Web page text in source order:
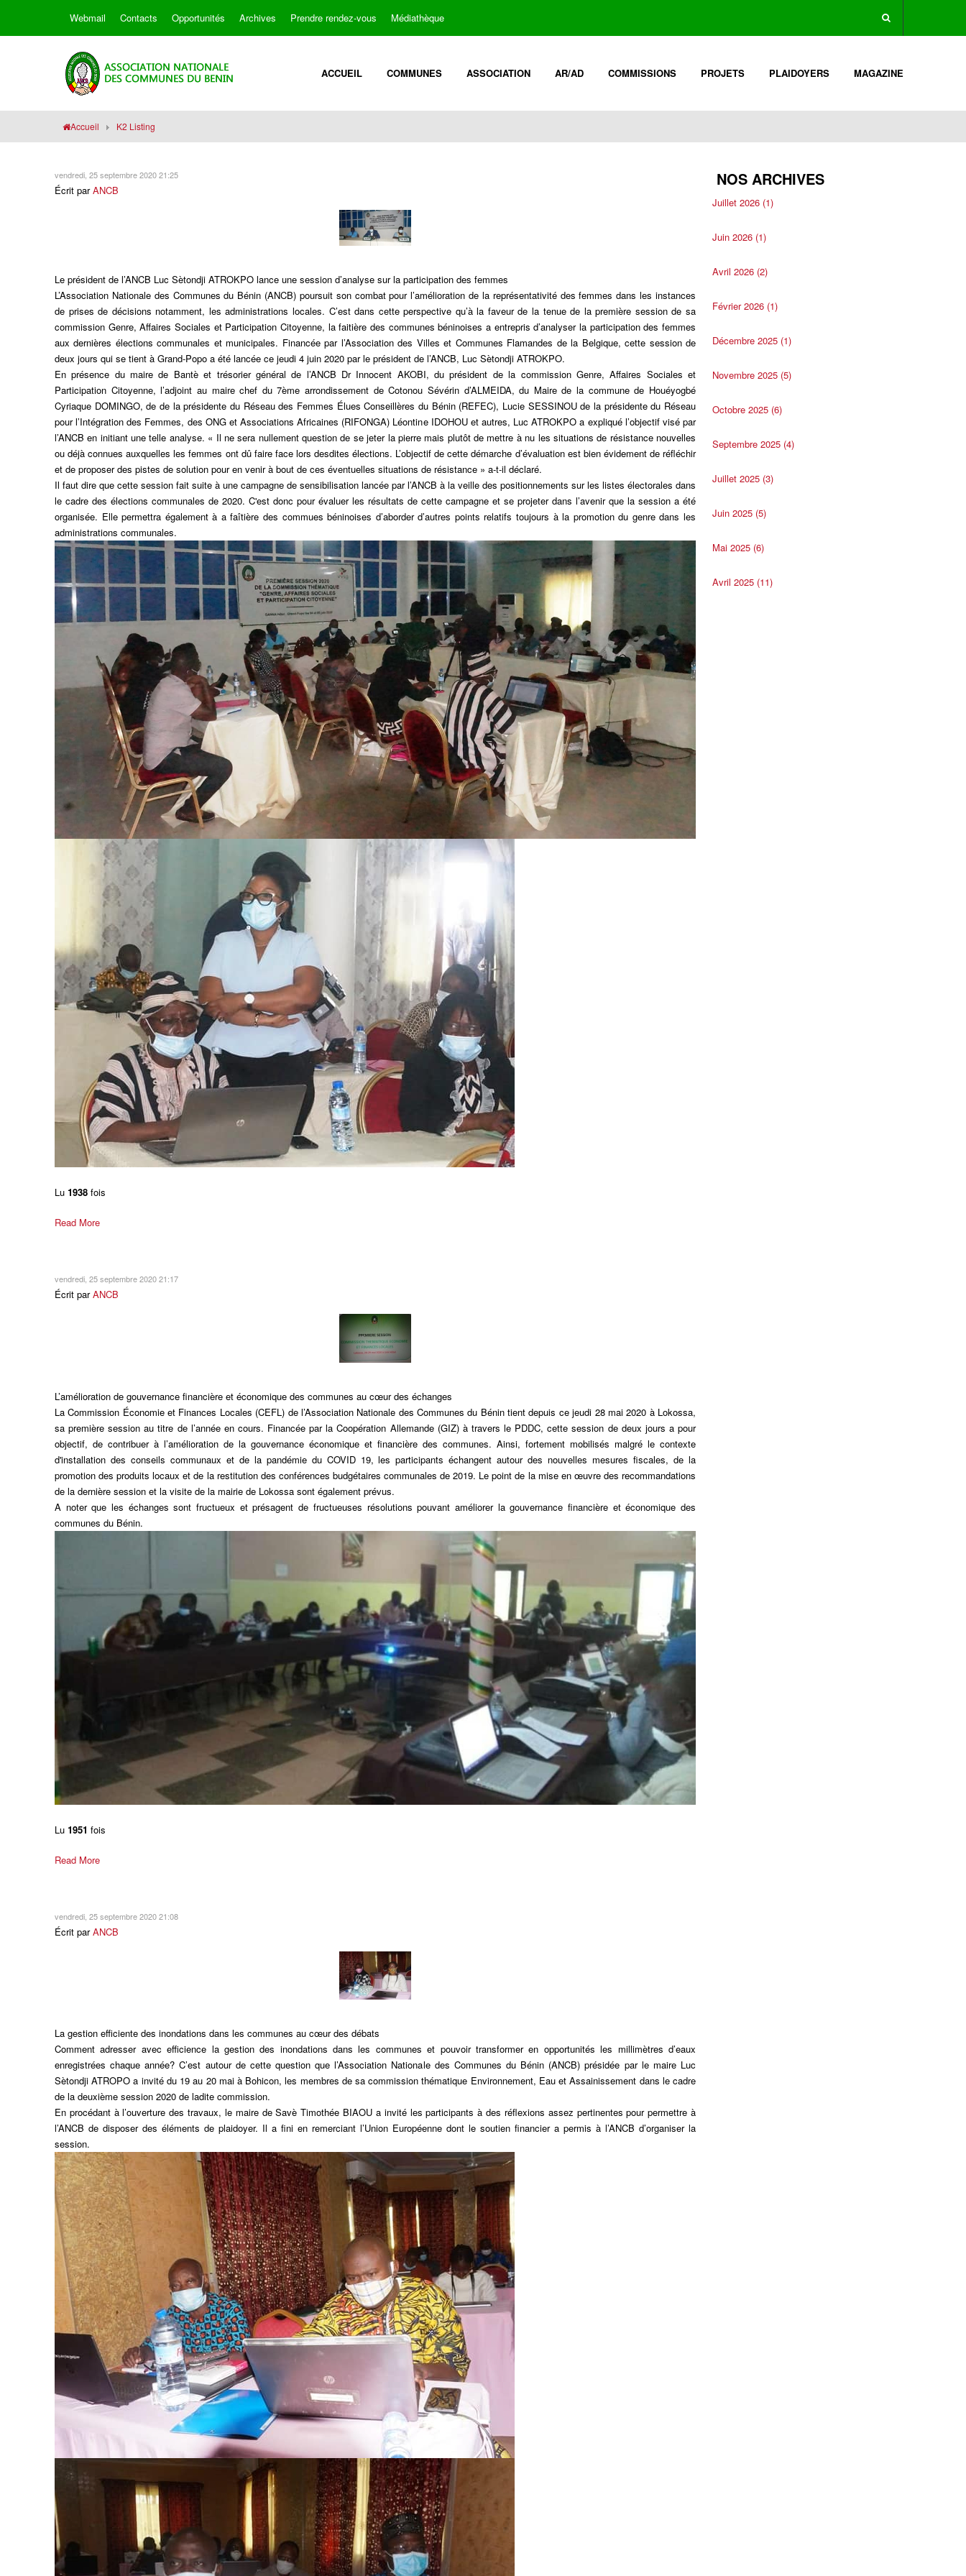
Webmail Contacts Opportunités Archives Prendre rendez-vous Médiathèque
ACCUEIL COMMUNES ASSOCIATION AR/AD COMMISSIONS PROJETS PLAIDOYERS MAGAZINE
Accueil K2 Listing
vendredi, 25 septembre 2020 21:25
Écrit parANCB
Le président de l’ANCB Luc Sètondji ATROKPO lance une session d’analyse sur la participation des femmes
L’Association Nationale des Communes du Bénin (ANCB) poursuit son combat pour l’amélioration de la représentativité des femmes dans les instances
de prises de décisions notamment, les administrations locales. C’est dans cette perspective qu’à la faveur de la tenue de la première session de sa
commission Genre, Affaires Sociales et Participation Citoyenne, la faitière des communes béninoises a entrepris d’analyser la participation des femmes
aux dernières élections communales et municipales. Financée par l’Association des Villes et Communes Flamandes de la Belgique, cette session de
deux jours qui se tient à Grand-Popo a été lancée ce jeudi 4 juin 2020 par le président de l’ANCB, Luc Sètondji ATROKPO.
En présence du maire de Bantè et trésorier général de l’ANCB Dr Innocent AKOBI, du président de la commission Genre, Affaires Sociales et
Participation Citoyenne, l’adjoint au maire chef du 7ème arrondissement de Cotonou Sévérin d’ALMEIDA, du Maire de la commune de Houéyogbé
Cyriaque DOMINGO, de de la présidente du Réseau des Femmes Élues Conseillères du Bénin (REFEC), Lucie SESSINOU de la présidente du Réseau
pour l’Intégration des Femmes, des ONG et Associations Africaines (RIFONGA) Léontine IDOHOU et autres, Luc ATROKPO a expliqué l’objectif visé par
l’ANCB en initiant une telle analyse. « Il ne sera nullement question de se jeter la pierre mais plutôt de mettre à nu les situations de résistance nouvelles
ou déjà connues auxquelles les femmes ont dû faire face lors desdites élections. L’objectif de cette démarche d’évaluation est bien évidement de réfléchir
et de proposer des pistes de solution pour en venir à bout de ces éventuelles situations de résistance » a-t-il déclaré.
Il faut dire que cette session fait suite à une campagne de sensibilisation lancée par l’ANCB à la veille des positionnements sur les listes électorales dans
le cadre des élections communales de 2020. C'est donc pour évaluer les résultats de cette campagne et se projeter dans l’avenir que la session a été
organisée. Elle permettra également à a faîtière des commues béninoises d’aborder d’autres points relatifs toujours à la promotion du genre dans les
administrations communales.
Lu 1938 fois
Read More
vendredi, 25 septembre 2020 21:17
Écrit parANCB
L’amélioration de gouvernance financière et économique des communes au cœur des échanges
La Commission Économie et Finances Locales (CEFL) de l’Association Nationale des Communes du Bénin tient depuis ce jeudi 28 mai 2020 à Lokossa,
sa première session au titre de l’année en cours. Financée par la Coopération Allemande (GIZ) à travers le PDDC, cette session de deux jours a pour
objectif, de contribuer à l’amélioration de la gouvernance économique et financière des communes. Ainsi, fortement mobilisés malgré le contexte
d'installation des conseils communaux et de la pandémie du COVID 19, les participants échangent autour des nouvelles mesures fiscales, de la
promotion des produits locaux et de la restitution des conférences budgétaires communales de 2019. Le point de la mise en œuvre des recommandations
de la dernière session et la visite de la mairie de Lokossa sont également prévus.
A noter que les échanges sont fructueux et présagent de fructueuses résolutions pouvant améliorer la gouvernance financière et économique des
communes du Bénin.
Lu 1951 fois
Read More
vendredi, 25 septembre 2020 21:08
Écrit parANCB
La gestion efficiente des inondations dans les communes au cœur des débats
Comment adresser avec efficience la gestion des inondations dans les communes et pouvoir transformer en opportunités les millimètres d’eaux
enregistrées chaque année? C’est autour de cette question que l’Association Nationale des Communes du Bénin (ANCB) présidée par le maire Luc
Sètondji ATROPO a invité du 19 au 20 mai à Bohicon, les membres de sa commission thématique Environnement, Eau et Assainissement dans le cadre
de la deuxième session 2020 de ladite commission.
En procédant à l’ouverture des travaux, le maire de Savè Timothée BIAOU a invité les participants à des réflexions assez pertinentes pour permettre à
l’ANCB de disposer des éléments de plaidoyer. Il a fini en remerciant l’Union Européenne dont le soutien financier a permis à l’ANCB d’organiser la
session.
NOS ARCHIVES
Juillet 2026 (1)
Juin 2026 (1)
Avril 2026 (2)
Février 2026 (1)
Décembre 2025 (1)
Novembre 2025 (5)
Octobre 2025 (6)
Septembre 2025 (4)
Juillet 2025 (3)
Juin 2025 (5)
Mai 2025 (6)
Avril 2025 (11)